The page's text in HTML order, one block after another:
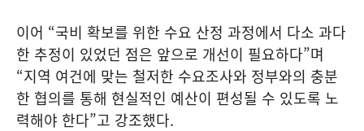
이어 “국비 확보를 위한 수요 산정 과정에서 다소 과다
한 추정이 있었던 점은 앞으로 개선이 필요하다”며
“지역 여건에 맞는 철저한 수요조사와 정부와의 충분
한 협의를 통해 현실적인 예산이 편성될 수 있도록 노
력해야 한다”고 강조했다.